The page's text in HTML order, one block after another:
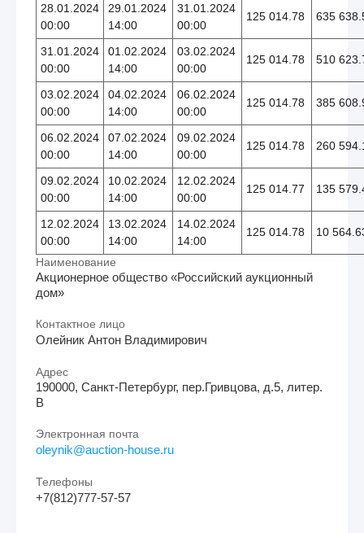
28.01.2024
00:00
29.01.2024
14:00
31.01.2024
00:00
125 014.78 635
31.01.2024
00:00
01.02.2024
14:00
03.02.2024
00:00
125 014.78 510
03.02.2024
00:00
04.02.2024
14:00
06.02.2024
00:00
125 014.78 385
06.02.2024
00:00
07.02.2024
14:00
09.02.2024
00:00
125 014.78 260
09.02.2024
00:00
10.02.2024
14:00
12.02.2024
00:00
125 014.77 135
12.02.2024
00:00
13.02.2024
14:00
14.02.2024
14:00
125 014.78 10
Наименование
Акционерное общество «Российский аукционный
дом»
Контактное лицо
Олейник Антон Владимирович
Адрес
190000, Санкт-Петербург, пер.Гривцова, д.5, литер.
В
Электронная почта
oleynik@auction-house.ru
Телефоны
+7(812)777-57-57